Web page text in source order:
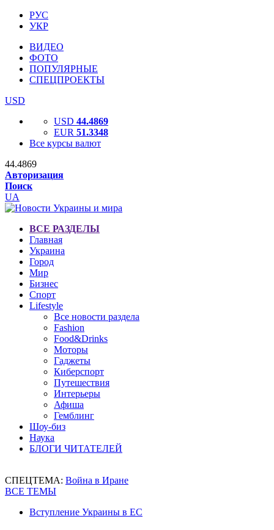
РУС
УКР
ВИДЕО
ФОТО
ПОПУЛЯРНЫЕ
СПЕЦПРОЕКТЫ
USD
USD 44.4869
EUR 51.3348
Все курсы валют
44.4869
Авторизация
Поиск
UA
ВСЕ РАЗДЕЛЫ
Главная
Украина
Город
Мир
Бизнес
Спорт
Lifestyle
Все новости раздела
Fashion
Food&Drinks
Моторы
Гаджеты
Киберспорт
Путешествия
Интерьеры
Афиша
Гемблинг
Шоу-биз
Наука
БЛОГИ ЧИТАТЕЛЕЙ
СПЕЦТЕМА: Война в Иране
ВСЕ ТЕМЫ
Вступление Украины в ЕС